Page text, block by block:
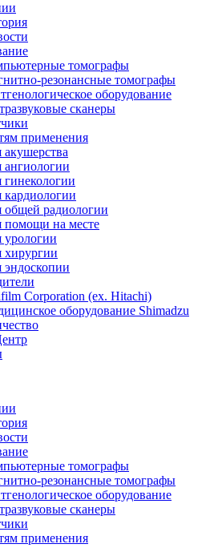
томографы
резонансные томографы
оборудование
сканеры
применения
акушерства
ангиологии
гинекологии
кардиологии
общей радиологии
помощи на месте
урологии
хирургии
эндоскопии
Corporation (ex. Hitachi)
оборудование Shimadzu
томографы
резонансные томографы
оборудование
сканеры
применения